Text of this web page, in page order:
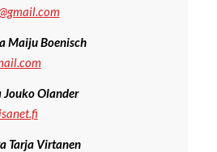
Maiju Boenisch
Olander
Tarja Virtanen